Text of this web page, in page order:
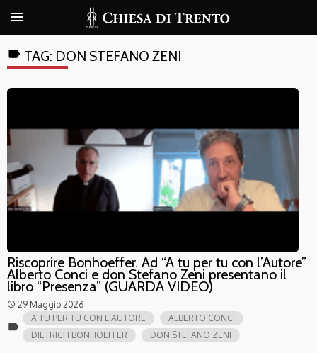
label TAG: DON STEFANO ZENI
Riscoprire Bonhoeffer. Ad “A tu per tu con l’Autore”
Alberto Conci e don Stefano Zeni presentano il
libro “Presenza” (GUARDA VIDEO)
access_time 29 Maggio 2026
label
A TU PER TU CON L'AUTORE
ALBERTO CONCI
DIETRICH BONHOEFFER
DON STEFANO ZENI